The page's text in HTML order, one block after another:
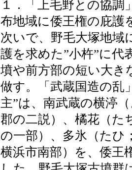
１．「上毛野との協調
布地域に倭王権の庇護
次いで、野毛大塚地域
護を求めた”小杵”に代
墳や前方部の短い大き
做す。「武蔵国造の乱
主”は、南武蔵の横渟
郡の二説）、橘花（た
の一部）、多氷（たひ
横浜市南部）を、倭王